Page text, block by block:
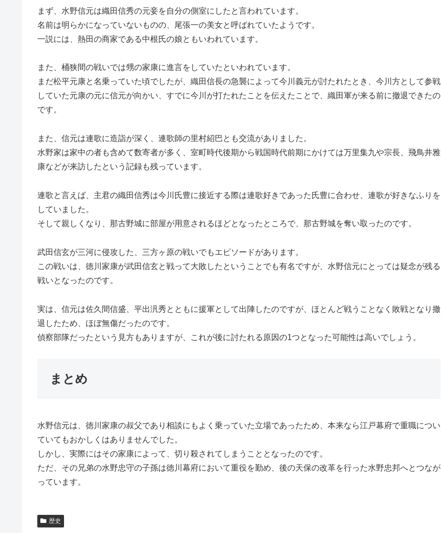
まず、水野信元は織田信秀の元妾を自分の側室にしたと言われています。
名前は明らかになっていないものの、尾張一の美女と呼ばれていたようです。
一説には、熱田の商家である中根氏の娘ともいわれています。
また、桶狭間の戦いでは甥の家康に進言をしていたといわれています。
まだ松平元康と名乗っていた頃でしたが、織田信長の急襲によって今川義元が討たれたとき、今川方として参戦
していた元康の元に信元が向かい、すでに今川が打たれたことを伝えたことで、織田軍が来る前に撤退できたの
です。
また、信元は連歌に造詣が深く、連歌師の里村紹巴とも交流がありました。
水野家は家中の者も含めて数寄者が多く、室町時代後期から戦国時代前期にかけては万里集九や宗長、飛鳥井雅
康などが来訪したという記録も残っています。
連歌と言えば、主君の織田信秀は今川氏豊に接近する際は連歌好きであった氏豊に合わせ、連歌が好きなふりを
していました。
そして親しくなり、那古野城に部屋が用意されるほどとなったところで、那古野城を奪い取ったのです。
武田信玄が三河に侵攻した、三方ヶ原の戦いでもエピソードがあります。
この戦いは、徳川家康が武田信玄と戦って大敗したということでも有名ですが、水野信元にとっては疑念が残る
戦いとなったのです。
実は、信元は佐久間信盛、平出汎秀とともに援軍として出陣したのですが、ほとんど戦うことなく敗戦となり撤
退したため、ほぼ無傷だったのです。
偵察部隊だったという見方もありますが、これが後に討たれる原因の1つとなった可能性は高いでしょう。
まとめ
水野信元は、徳川家康の叔父であり相談にもよく乗っていた立場であったため、本来なら江戸幕府で重職につい
ていてもおかしくはありませんでした。
しかし、実際にはその家康によって、切り殺されてしまうこととなったのです。
ただ、その兄弟の水野忠守の子孫は徳川幕府において重役を勤め、後の天保の改革を行った水野忠邦へとつなが
っています。
歴史